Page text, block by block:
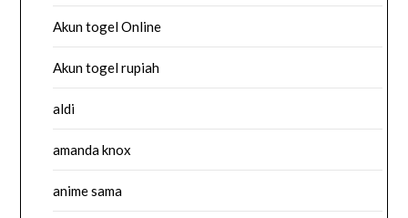
Akun togel Online
Akun togel rupiah
aldi
amanda knox
anime sama